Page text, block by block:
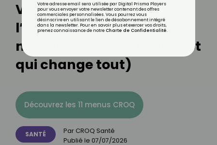
Vrai-Faux sur
l’accouchement : ce qu’on
ne vous dit pas toujours (et
qui change tout)
Découvrez les 11 menus CROQ
SANTÉ Par CROQ Santé
Publié le 07/07/2026
Votre adresse email sera utilisée par Digital Prisma Players
pour vous envoyer votre newsletter contenant des offres
commerciales personnalisées. Vous pourrez vous
désinscrire en utilisant le lien de désabonnement intégré
dans la newsletter. Pour en savoir plus et exercer vos droits,
prenez connaissance de notre Charte de Confidentialité.